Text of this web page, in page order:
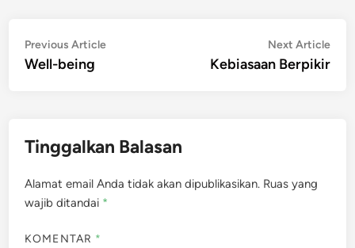
Navigasi
pos
Previous ArticlePrevious
Well-being
Next Article
Kebiasaan Berpikir
Tinggalkan Balasan
Alamat email Anda tidak akan dipublikasikan. Ruas yang
wajib ditandai *
KOMENTAR *